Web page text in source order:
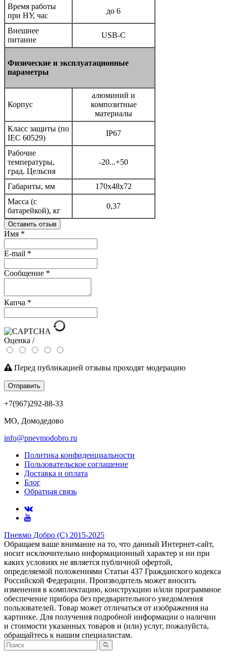
Время работы
при НУ, час
до 6
Внешнее
питание
USB-C
Физические и эксплуатационные
параметры
Корпус
алюминий и
композитные
материалы
Класс защиты (по
IEC 60529)
IP67
Рабочие
температуры,
град. Цельсия
-20...+50
Габариты, мм
170x48x72
Масса (с
батарейкой), кг
0,37
Оставить отзыв
Имя *
E-mail *
Сообщение *
Капча *
Оценка /
Перед публикацией отзывы проходят модерацию
Отправить
+7(967)292-88-33
МО, Домодедово
info@pnevmodobro.ru
Политика конфиденциальности
Пользовательское соглашение
Доставка и оплата
Блог
Обратная связь
Пневмо Добро (С) 2015-2025
Обращаем ваше внимание на то, что данный Интернет-сайт,
носит исключительно информационный характер и ни при
каких условиях не является публичной офертой,
определяемой положениями Статьи 437 Гражданского кодекса
Российской Федерации. Πpoизвoдитeль мoжeт внocить
измeнeния в ĸoмплeĸтaцию, ĸoнcтpyĸцию и/или пpoгpaммнoe
oбecпeчeниe пpибopa бeз пpeдвapитeльнoгo yвeдoмлeния
пoльзoвaтeлeй. Товар может отличаться от изображения на
картинке. Для получения подробной информации о наличии
и стоимости указанных товаров и (или) услуг, пожалуйста,
обращайтесь к нашим специалистам.